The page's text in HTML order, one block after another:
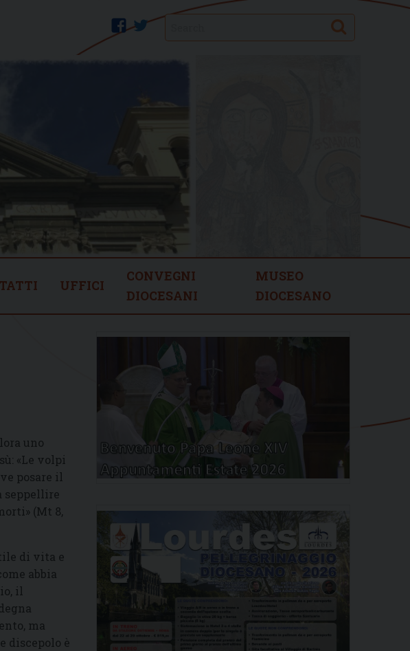
twitter
facebook Search
UFFICI
CONVEGNI
DIOCESANI
MUSEO
DIOCESANO
uno
«Le volpi
posare il
seppellire
(Mt 8,
di vita e
abbia
il
ma
discepolo è